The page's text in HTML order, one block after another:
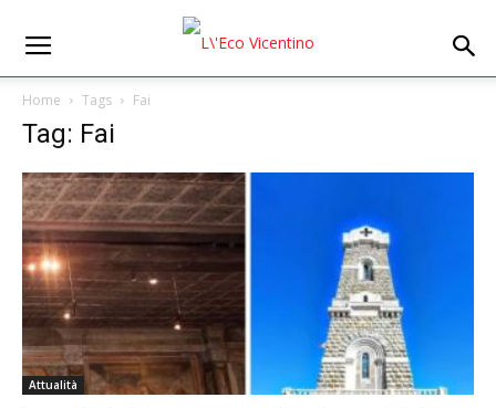
Home Tags Fai
Tag: Fai
Attualità